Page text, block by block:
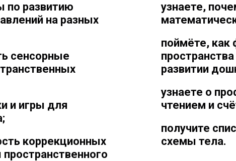
по развитию
на разных
сенсорные
и игры для
коррекционных
узнаете,
поймёте, как
развитии
узнаете о
чтением и
получите
схемы тела.